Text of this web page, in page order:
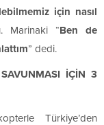
için nasıl
Marinaki “Ben de
” dedi.
İÇİN 3
Türkiye’den